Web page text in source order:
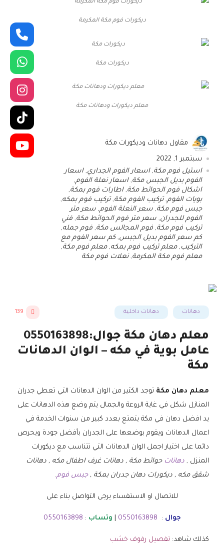
ديكورات فوم مكة المكرمة
ديكورات مكة
معلم ديكورات ودهانات مكة
مقاول دهانات وديكورات مكة
سبتمبر 1, 2022
استيل فوم مكة,اسعار الفوم الجداري,اسعار
الفوم بديل الجبس مكة,اسعار نعلة الفوم,
اشكال فوم الحوائط مكة,اطارات فوم بمكة,
بويات الفوم,تركيب الفوم مكة,تركيب فوم بمكه,
جبس فوم مكة, سعر النعلة الفوم, سعر متر
الفوم للجدران, سعر متر فوم الحوائط مكة, فني
تركيب فوم مكة, فوم المجالس مكة, فوم جمله,
كم سعر الفوم بديل الجبس, كم سعر الفوم مع
التركيب ,معلم تركيب فوم بمكه,معلم فوم مكة,
معلم فوم مكة المكرمة,نعلات فوم مكة
دهانات دهانات داخلية 139
معلم دهان مكة جوال:0550163898
عامل بوية في مكه – الوان الدهانات
مكة
معلم دهان مكة توجد الكثير من الوان الدهانات التي تعطي جدران
المنازل شكل في غاية الروعة والجمال يتم وضع هذه الدهانات على
يد افضل دهان في مكة يتمتع بعدد كبير من سنوات الخدمة في
اعمال الدهانات ويقوم بوضعها على الجدران بأفضل جودة ويحرص
دائما على اختيار اجمل الوان الدهانات التي تتناسب مع ديكورات
المنزل , دهانات حوائط مكة , دهانات غرف اطفال مكه , دهانات
شقق مكه , ديكورات دهان جدران بمكة ,جبس فوم.
للاتصال او الاستفساء يرجى التواصل بناء على
جوال :
0550163898 وتساب :
0550163898
كذلك شاهد: تفصيل رفوف خشب